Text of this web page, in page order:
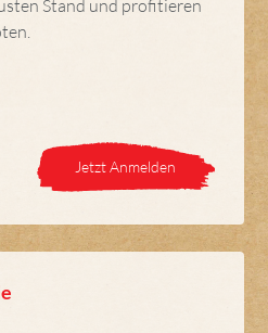
Stand und profitieren
Jetzt Anmelden